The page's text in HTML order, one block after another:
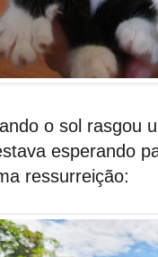
o sol rasgou
esperando
ressurreição: